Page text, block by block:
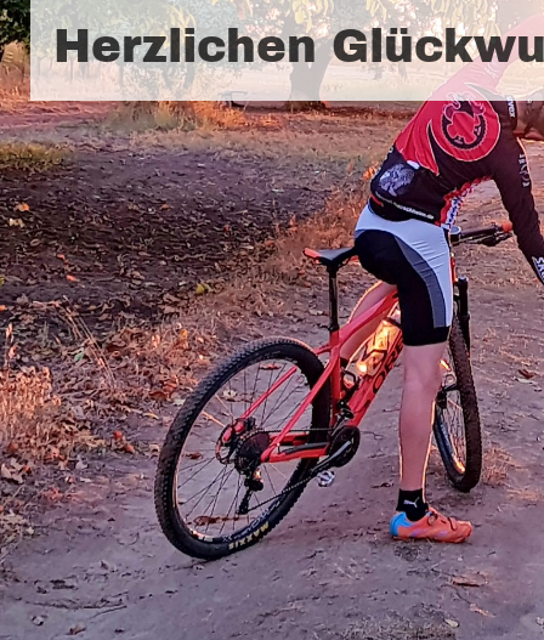
Herzlichen